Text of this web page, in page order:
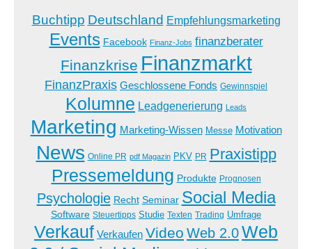
Buchtipp Deutschland Empfehlungsmarketing
Events Facebook Finanz-Jobs finanzberater
Finanzkrise Finanzmarkt
FinanzPraxis Geschlossene Fonds Gewinnspiel
Kolumne Leadgenerierung Leads
Marketing Marketing-Wissen Messe Motivation
News Online PR pdf Magazin PKV PR Praxistipp
Pressemeldung Produkte Prognosen
Psychologie Recht Seminar Social Media
Software Steuertipps Studie Texten Trading Umfrage
Verkauf Verkaufen Video Web 2.0Web